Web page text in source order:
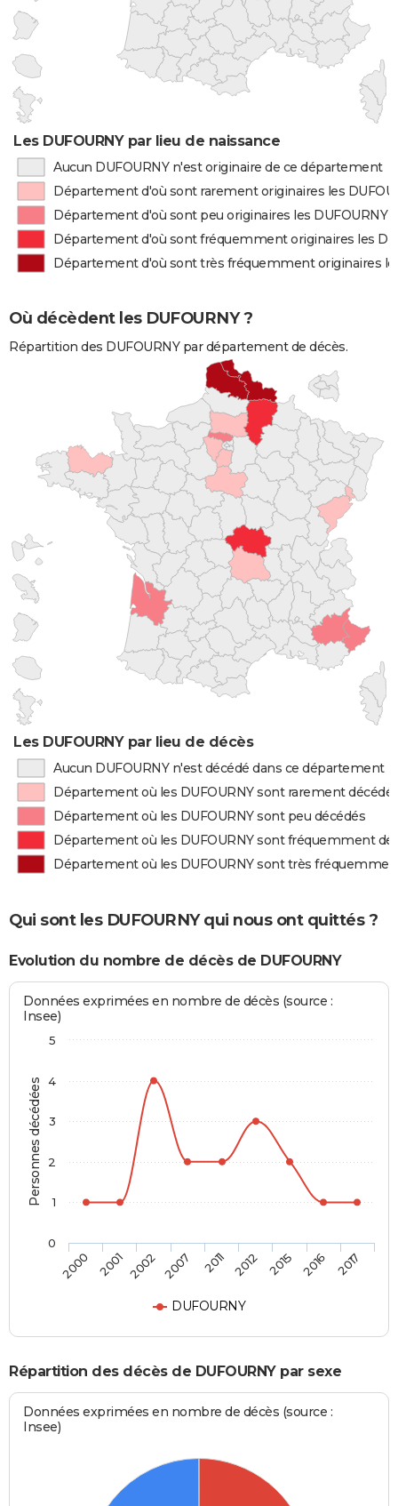
Les DUFOURNY par lieu de naissance
Aucun DUFOURNY n'est originaire de ce département
Département d'où sont rarement originaires les
Département d'où sont peu originaires les DUFOURNY
Département d'où sont fréquemment originaires les
Département d'où sont très fréquemment originaires
Où décèdent les DUFOURNY ?
Répartition des DUFOURNY par département de décès.
Les DUFOURNY par lieu de décès
Aucun DUFOURNY n'est décédé dans ce département
Département où les DUFOURNY sont rarement
Département où les DUFOURNY sont peu décédés
Département où les DUFOURNY sont fréquemment
Département où les DUFOURNY sont très
Qui sont les DUFOURNY qui nous ont quittés ?
Evolution du nombre de décès de DUFOURNY
Personnes décédées
Données exprimées en nombre de décès (source :
Insee)
DUFOURNY
2000 2001 2002 2007 2011 2012 2015 2016 2017
0
1
2
3
4
5
Répartition des décès de DUFOURNY par sexe
Données exprimées en nombre de décès (source :
Insee)